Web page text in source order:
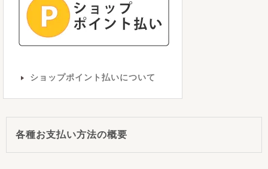
ショップポイント払いについて
各種お支払い方法の概要